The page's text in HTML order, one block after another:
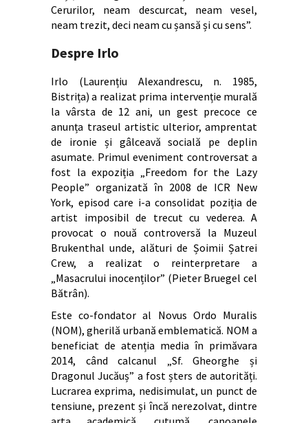
Cerurilor, neam descurcat, neam vesel,
neam trezit, deci neam cu șansă și cu sens”.
Despre Irlo
Irlo (Laurențiu Alexandrescu, n. 1985,
Bistrița) a realizat prima intervenție murală
la vârsta de 12 ani, un gest precoce ce
anunța traseul artistic ulterior, amprentat
de ironie și gâlceavă socială pe deplin
asumate. Primul eveniment controversat a
fost la expoziția „Freedom for the Lazy
People” organizată în 2008 de ICR New
York, episod care i-a consolidat poziția de
artist imposibil de trecut cu vederea. A
provocat o nouă controversă la Muzeul
Brukenthal unde, alături de Șoimii Șatrei
Crew, a realizat o reinterpretare a
„Masacrului inocenților” (Pieter Bruegel cel
Bătrân).
Este co-fondator al Novus Ordo Muralis
(NOM), gherilă urbană emblematică. NOM a
beneficiat de atenția media în primăvara
2014, când calcanul „Sf. Gheorghe și
Dragonul Jucăuș” a fost șters de autorități.
Lucrarea exprima, nedisimulat, un punct de
tensiune, prezent și încă nerezolvat, dintre